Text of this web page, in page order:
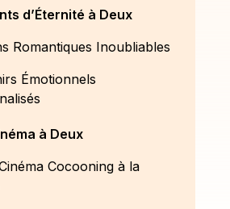
d’Éternité à Deux
Romantiques Inoubliables
Émotionnels
à Deux
Cocooning à la